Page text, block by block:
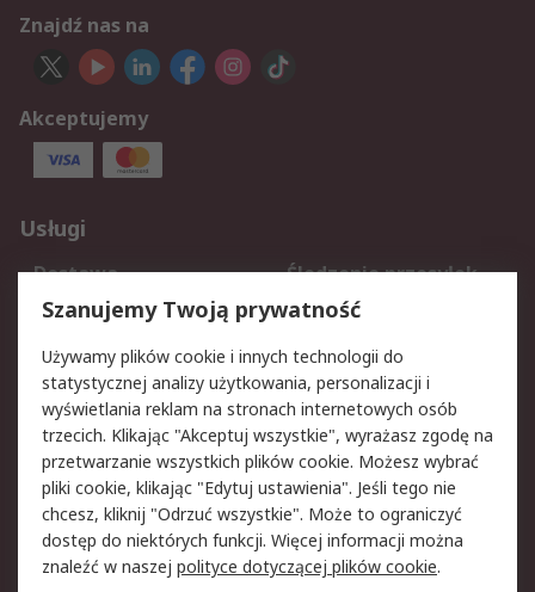
Znajdź nas na
Akceptujemy
Usługi
Dostawa
Śledzenie przesyłek
Reklamacje i zwroty
Rejestracja
Aspekty prawne
Bezpieczeństwo e-
maila
Polityka dotycząca
plików cookie
Polityka prywatności
Użytkowanie witryny
Zastrzeżenia prawne
Warunki Sprzedaży
Szanujemy Twoją prywatność
Używamy plików cookie i innych technologii do
statystycznej analizy użytkowania, personalizacji i
wyświetlania reklam na stronach internetowych osób
trzecich. Klikając "Akceptuj wszystkie", wyrażasz zgodę na
przetwarzanie wszystkich plików cookie. Możesz wybrać
pliki cookie, klikając "Edytuj ustawienia". Jeśli tego nie
chcesz, kliknij "Odrzuć wszystkie". Może to ograniczyć
dostęp do niektórych funkcji. Więcej informacji można
znaleźć w naszej polityce dotyczącej plików cookie.